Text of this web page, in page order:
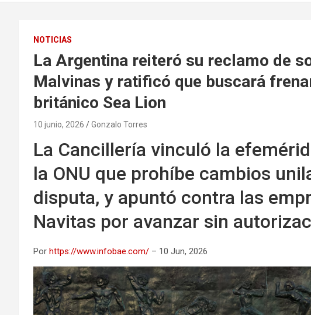
NOTICIAS
La Argentina reiteró su reclamo de
Malvinas y ratificó que buscará
británico Sea Lion
10 junio, 2026 Gonzalo Torres
La Cancillería vinculó la
la ONU que prohíbe cambios
disputa, y apuntó contra las
Navitas por avanzar sin
Por https://www.infobae.com/ – 10 Jun, 2026